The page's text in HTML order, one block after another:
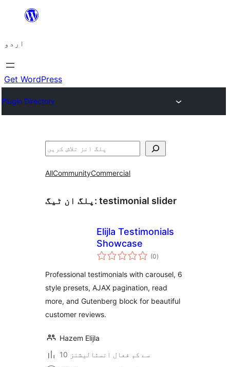
چھوڑیں
پر
جائیں
اردو
Get WordPress
Plugin Directory
تلاش
AllCommunityCommercial
پلگ ان ٹیگ: testimonial slider
Elijla Testimonials
Showcase
(0مجموعی
درجہ
)
Professional testimonials with carousel, 6
style presets, AJAX pagination, read
more, and Gutenberg block for beautiful
customer reviews.
Hazem Elijla
10 سے کم فعال انسٹالیشنز